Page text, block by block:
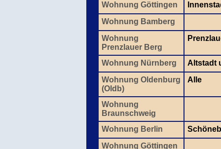
Wohnung Göttingen
Wohnung Bamberg
Wohnung
Prenzlauer Berg
Wohnung Nürnberg
Altstadt
Wohnung Oldenburg
(Oldb)
Alle
Wohnung
Braunschweig
Wohnung Berlin
Wohnung Göttingen